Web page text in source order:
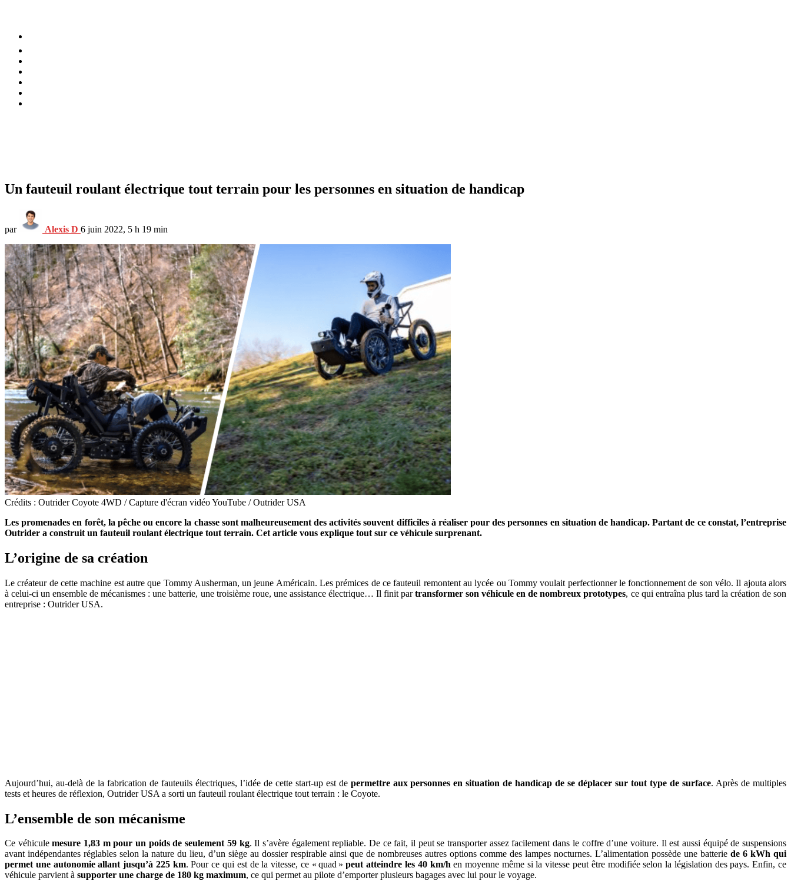
Un fauteuil roulant électrique tout terrain pour les personnes en situation de handicap
par Alexis D 6 juin 2022, 5 h 19 min
Crédits : Outrider Coyote 4WD / Capture d'écran vidéo YouTube / Outrider USA
Les promenades en forêt, la pêche ou encore la chasse sont malheureusement des activités souvent difficiles à réaliser pour des personnes en situation de handicap. Partant de ce constat, l’entreprise
Outrider a construit un fauteuil roulant électrique tout terrain. Cet article vous explique tout sur ce véhicule surprenant.
L’origine de sa création
Le créateur de cette machine est autre que Tommy Ausherman, un jeune Américain. Les prémices de ce fauteuil remontent au lycée ou Tommy voulait perfectionner le fonctionnement de son vélo. Il ajouta alors
à celui-ci un ensemble de mécanismes : une batterie, une troisième roue, une assistance électrique… Il finit partransformer son véhicule en de nombreux prototypes, ce qui entraîna plus tard la création de son
entreprise : Outrider USA.
Aujourd’hui, au-delà de la fabrication de fauteuils électriques, l’idée de cette start-up est de permettre aux personnes en situation de handicap de se déplacer sur tout type de surface. Après de multiples
tests et heures de réflexion, Outrider USA a sorti un fauteuil roulant électrique tout terrain : le Coyote.
L’ensemble de son mécanisme
Ce véhiculemesure 1,83 m pour un poids de seulement 59 kg. Il s’avère également repliable. De ce fait, il peut se transporter assez facilement dans le coffre d’une voiture. Il est aussi équipé de suspensions
avant indépendantes réglables selon la nature du lieu, d’un siège au dossier respirable ainsi que de nombreuses autres options comme des lampes nocturnes. L’alimentation possède une batterie de 6 kWh qui
permet une autonomie allant jusqu’à 225 km. Pour ce qui est de la vitesse, ce « quad »peut atteindre les 40 km/hen moyenne même si la vitesse peut être modifiée selon la législation des pays. Enfin, ce
véhicule parvient à supporter une charge de 180 kg maximum, ce qui permet au pilote d’emporter plusieurs bagages avec lui pour le voyage.